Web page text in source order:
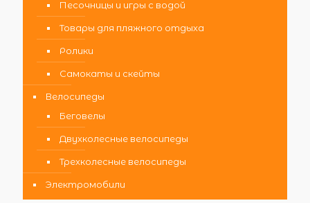
Песочницы и игры с водой
Товары для пляжного отдыха
Ролики
Самокаты и скейты
Велосипеды
Беговелы
Двухколесные велосипеды
Трехколесные велосипеды
Электромобили